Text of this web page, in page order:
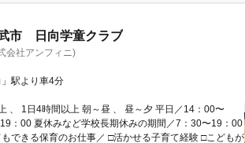
市 日向学童クラブ
会社アンフィニ)
日向」駅より車4分
、 1日4時間以上 朝～昼 、 昼～夕 平日／14：00〜
：00 夏休みなど学校長期休みの期間／7：30〜19：00
できる保育のお仕事／ □活かせる子育て経験 □こどもが